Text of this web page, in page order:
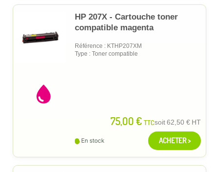
HP 207X - Cartouche toner
compatible magenta
Référence : KTHP207XM
Type : Toner compatible
75,00 € TTCsoit62,50 € HT
En stock ACHETER >